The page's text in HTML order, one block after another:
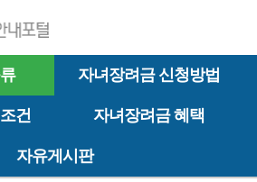
자녀장려금 신청방법
건 자녀장려금 혜택
자유게시판